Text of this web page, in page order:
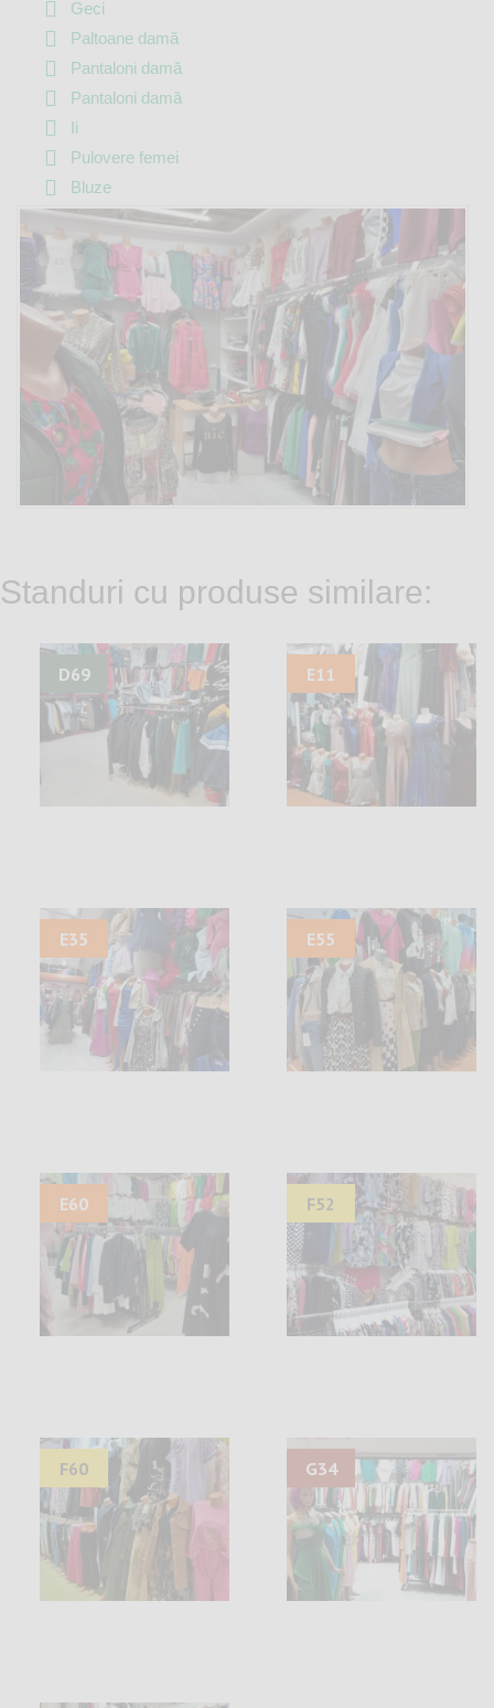
Geci
Paltoane damă
Pantaloni damă
Pantaloni damă
Ii
Pulovere femei
Bluze
Standuri cu produse similare:
D69 E11
E35 E55
E60 F52
F60 G34